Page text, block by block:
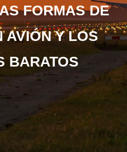
FORMAS DE
AVIÓN Y LOS
BARATOS